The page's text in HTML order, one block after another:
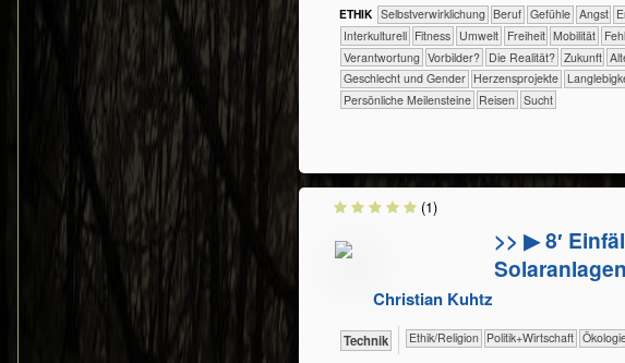
ETHIK ​​​​​​​​​​​​​​​​​​​​​​​​​​​​​​​​​​​​​​​​Selbst­verwirklichung ​​​​​​​​​​​​​​​Beruf ​​​​​​​​​​​​​​​Gefühle ​​​​​​​​​​​​​Angst
​​​​​​​​Interkulturell ​​​​​Fitness ​​​​​Umwelt ​​​Freiheit ​​​Mobilität
​​Verantwortung ​​Vorbilder? ​Die Realität? ​Zukunft
Geschlecht und Gender Herzensprojekte
Persönliche Meilensteine Reisen Sucht
>> ▶ 8′
Christian Kuhtz
​Technik ​​​​​​​​​​Ethik/​Religion ​​​​​​​​​Politik+​Wirtschaft
(1)